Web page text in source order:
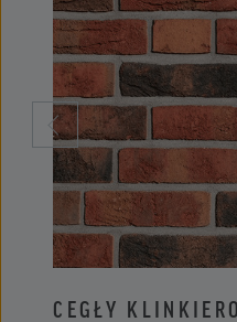
CEGŁY